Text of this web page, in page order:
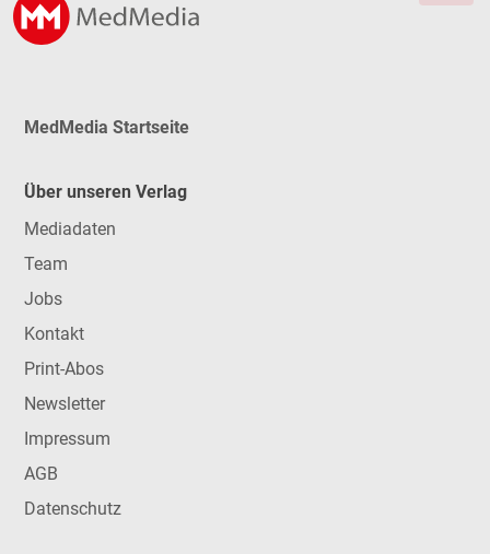
MedMedia Startseite
Über unseren Verlag
Mediadaten
Team
Jobs
Kontakt
Print-Abos
Newsletter
Impressum
AGB
Datenschutz